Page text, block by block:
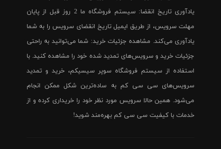
یادآوری تاریخ انقضا: سیستم فروشگاه ما 2 روز قبل از پایان
مهلت سرویس، از طریق ایمیل تاریخ انقضای سرویس را به شما
یادآوری می‌کند. مشاهده جزئیات خرید: شما می‌توانید به راحتی
جزئیات خرید و سرویس‌های تمدید شده خود را مشاهده کنید. با
استفاده از سیستم فروشگاه سوپر سیسیکم، خرید و تمدید
سرویس‌های سی سی کم به ساده‌ترین شکل ممکن انجام
می‌شود. همین حالا سرویس مورد نظر خود را خریداری کرده و از
خدمات با کیفیت سی سی کم بهره‌مند شوید!